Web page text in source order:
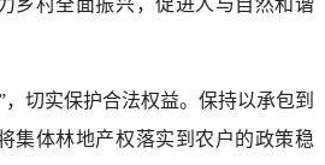
切实保护合法权益。保持以承包到
集体林地产权落实到农户的政策稳